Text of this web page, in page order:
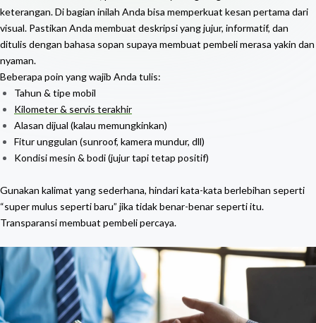
keterangan. Di bagian inilah Anda bisa memperkuat kesan pertama dari
visual. Pastikan Anda membuat deskripsi yang jujur, informatif, dan
ditulis dengan bahasa sopan supaya membuat pembeli merasa yakin dan
nyaman.
Beberapa poin yang wajib Anda tulis:
Tahun & tipe mobil
Kilometer & servis terakhir
Alasan dijual (kalau memungkinkan)
Fitur unggulan (sunroof, kamera mundur, dll)
Kondisi mesin & bodi (jujur tapi tetap positif)
Gunakan kalimat yang sederhana, hindari kata-kata berlebihan seperti
“super mulus seperti baru” jika tidak benar-benar seperti itu.
Transparansi membuat pembeli percaya.